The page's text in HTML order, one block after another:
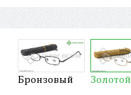
Бронзовый Золотой